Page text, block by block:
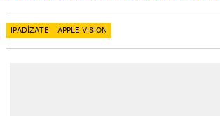
IPADÍZATE APPLE VISION